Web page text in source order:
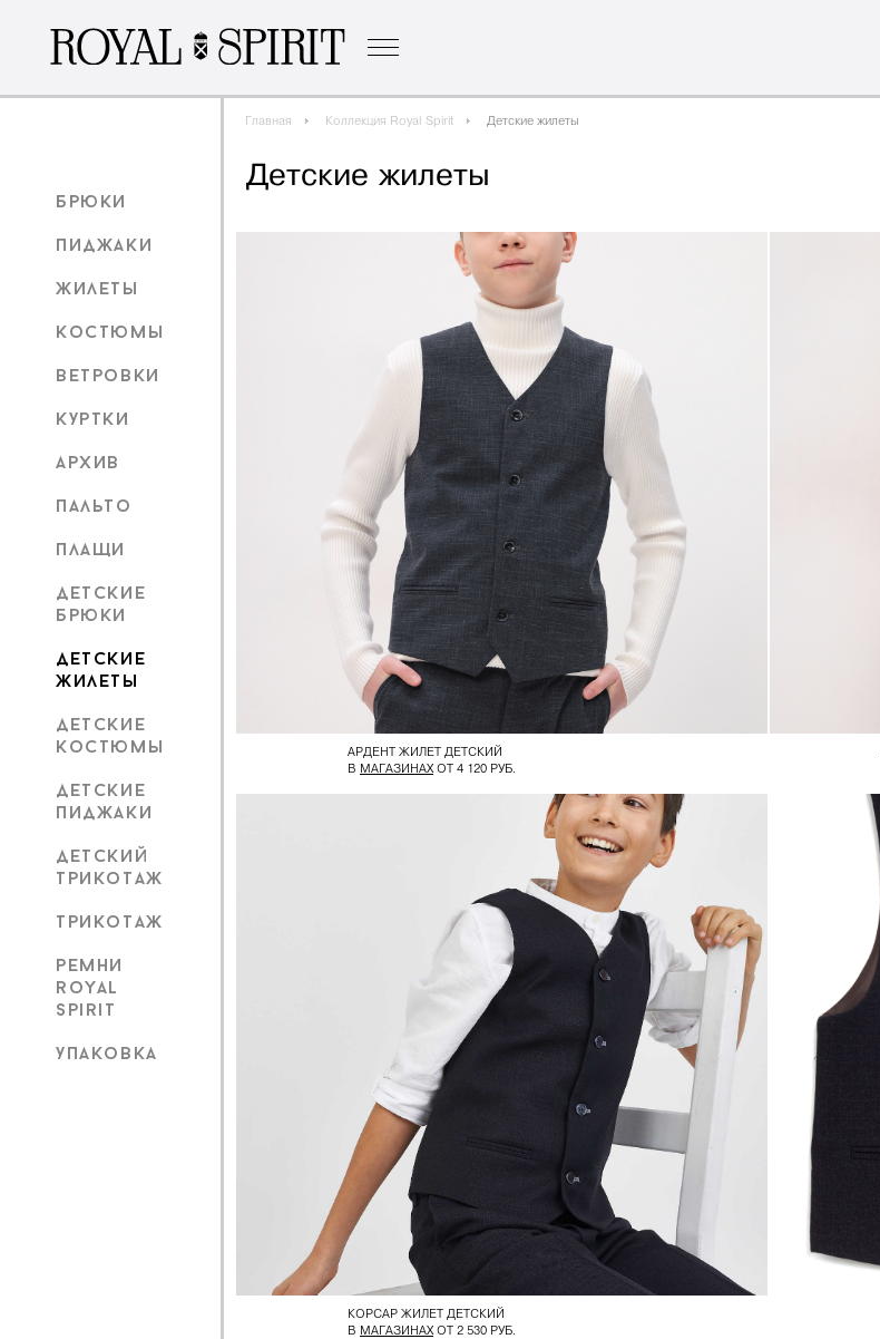
о бренде
брюки
пиджаки
жилеты
костюмы
ветровки
куртки
архив
пальто
плащи
детские
брюки
детские
жилеты
детские
костюмы
детские
пиджаки
детский
трикотаж
трикотаж
ремни
royal
spirit
упаковка
Главная Коллекция Royal Spirit Детские жилеты
Детские жилеты
АРДЕНТ ЖИЛЕТ ДЕТСКИЙ
В МАГАЗИНАХОТ 4 120 РУБ.
КОРСАР ЖИЛЕТ ДЕТСКИЙ
В МАГАЗИНАХОТ 2 530 РУБ.